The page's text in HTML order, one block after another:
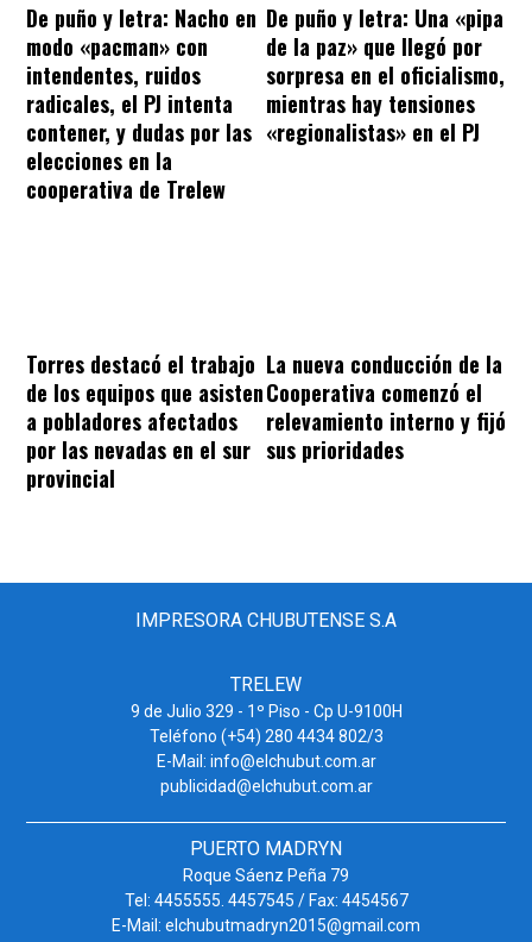
De puño y letra: Nacho en
modo «pacman» con
intendentes, ruidos
radicales, el PJ intenta
contener, y dudas por las
elecciones en la
cooperativa de Trelew
De puño y letra: Una «pipa
de la paz» que llegó por
sorpresa en el oficialismo,
mientras hay tensiones
«regionalistas» en el PJ
Torres destacó el trabajo
de los equipos que asisten
a pobladores afectados
por las nevadas en el sur
provincial
La nueva conducción de la
Cooperativa comenzó el
relevamiento interno y fijó
sus prioridades
IMPRESORA CHUBUTENSE S.A
TRELEW
9 de Julio 329 - 1º Piso - Cp U-9100H
Teléfono (+54) 280 4434 802/3
E-Mail: info@elchubut.com.ar
publicidad@elchubut.com.ar
PUERTO MADRYN
Roque Sáenz Peña 79
Tel: 4455555. 4457545 / Fax: 4454567
E-Mail: elchubutmadryn2015@gmail.com